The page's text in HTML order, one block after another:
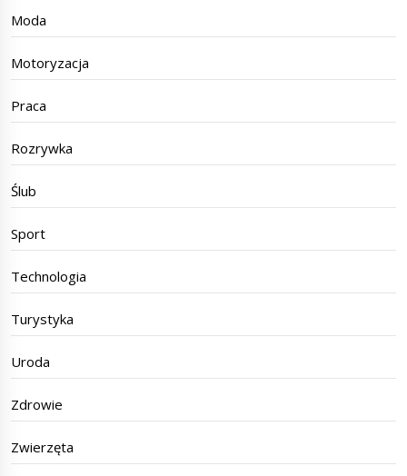
Moda
Motoryzacja
Praca
Rozrywka
Ślub
Sport
Technologia
Turystyka
Uroda
Zdrowie
Zwierzęta